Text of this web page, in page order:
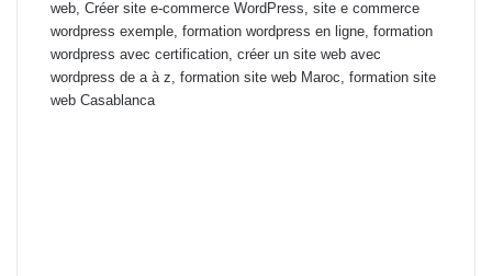
web, Créer site e-commerce WordPress, site e commerce
wordpress exemple, formation wordpress en ligne, formation
wordpress avec certification, créer un site web avec
wordpress de a à z, formation site web Maroc, formation site
web Casablanca